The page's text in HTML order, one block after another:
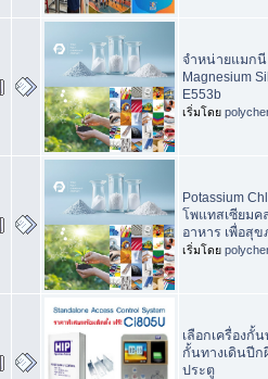
จำหน่ายแมกนี
Magnesium
E553b
เริ่มโดย
Potassium
โพแทสเซียมค
อาหาร เพื่อสุข
เริ่มโดย
เลือกเครื่องกั้
กั้นทางเดินปีก
ประตู